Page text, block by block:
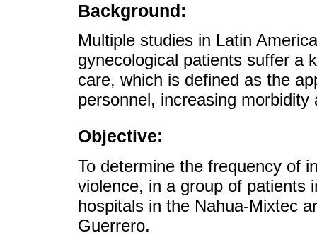
Background:
Multiple studies in Latin
gynecological patients suffer a
care, which is defined as the
personnel, increasing
Objective:
To determine the frequency of
violence, in a group of patients
hospitals in the Nahua-Mixtec
Guerrero.